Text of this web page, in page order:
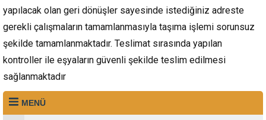
yapılacak olan geri dönüşler sayesinde istediğiniz adreste
gerekli çalışmaların tamamlanmasıyla taşıma işlemi sorunsuz
şekilde tamamlanmaktadır. Teslimat sırasında yapılan
kontroller ile eşyaların güvenli şekilde teslim edilmesi
sağlanmaktadır
MENÜ